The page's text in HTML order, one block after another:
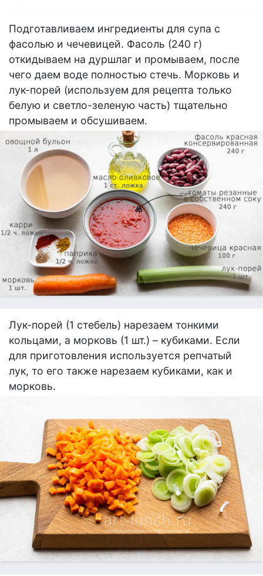
Подготавливаем ингредиенты для супа с
фасолью и чечевицей. Фасоль (240 г)
откидываем на дуршлаг и промываем, после
чего даем воде полностью стечь. Морковь и
лук-порей (используем для рецепта только
белую и светло-зеленую часть) тщательно
промываем и обсушиваем.
Лук-порей (1 стебель) нарезаем тонкими
кольцами, а морковь (1 шт.) – кубиками. Если
для приготовления используется репчатый
лук, то его также нарезаем кубиками, как и
морковь.